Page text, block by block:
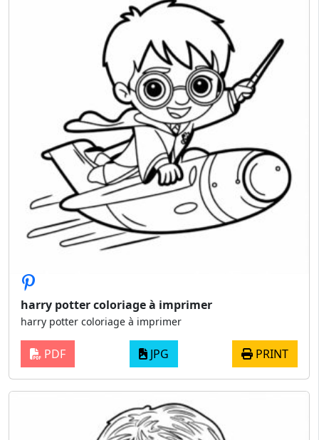
harry potter coloriage à imprimer
harry potter coloriage à imprimer
PDF JPG PRINT